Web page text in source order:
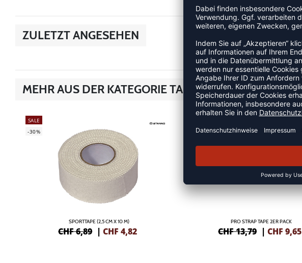
ZULETZT ANGESEHEN
MEHR AUS DER KATEGORIE TAPES
SALE
-30%
SPORTTAPE (2,5 CM X 10 M)
CHF 6,89 |CHF 4,82
PRO STRAP TAPE 2ER PACK
CHF 13,79 |CHF 9,65